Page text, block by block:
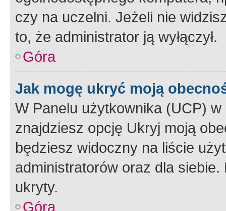
czy na uczelni. Jeżeli nie
to, że administrator ją wyłączył.
Góra
Jak mogę ukryć moją
W Panelu użytkownika (UCP) w
znajdziesz opcję Ukryj moją
będziesz widoczny na liście
administratorów oraz dla
ukryty.
Góra